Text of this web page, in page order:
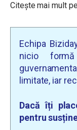
Citește mai mult
Echipa
nicio
limitate, iar
Dacă îți
pentru